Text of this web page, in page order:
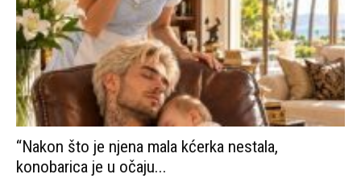
“Nakon što je njena mala kćerka nestala,
konobarica je u očaju...